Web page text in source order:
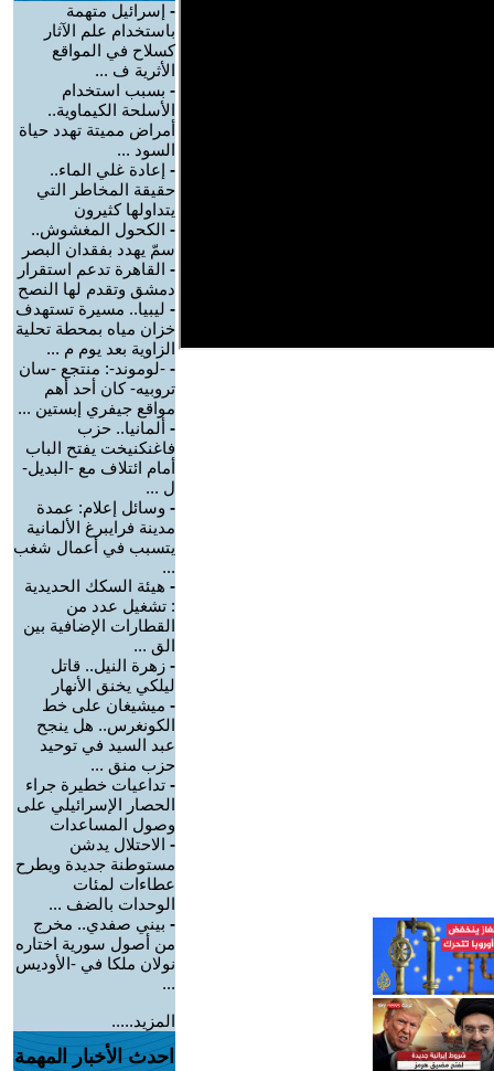
- إسرائيل متهمة
باستخدام علم الآثار
كسلاح في المواقع
الأثرية ف ...
- بسبب استخدام
الأسلحة الكيماوية..
أمراض مميتة تهدد حياة
السود ...
- إعادة غلي الماء..
حقيقة المخاطر التي
يتداولها كثيرون
- الكحول المغشوش..
سمّ يهدد بفقدان البصر
- القاهرة تدعم استقرار
دمشق وتقدم لها النصح
- ليبيا.. مسيرة تستهدف
خزان مياه بمحطة تحلية
الزاوية بعد يوم م ...
- -لوموند-: منتجع -سان
تروبيه- كان أحد أهم
مواقع جيفري إبستين ...
- ألمانيا.. حزب
فاغنكنيخت يفتح الباب
أمام ائتلاف مع -البديل-
ل ...
- وسائل إعلام: عمدة
مدينة فرايبرغ الألمانية
يتسبب في أعمال شغب
...
- هيئة السكك الحديدية
: تشغيل عدد من
القطارات الإضافية بين
الق ...
- زهرة النيل.. قاتل
ليلكي يخنق الأنهار
- ميشيغان على خط
الكونغرس.. هل ينجح
عبد السيد في توحيد
حزب منق ...
- تداعيات خطيرة جراء
الحصار الإسرائيلي على
وصول المساعدات
- الاحتلال يدشن
مستوطنة جديدة ويطرح
عطاءات لمئات
الوحدات بالضف ...
- بيني صفدي.. مخرج
من أصول سورية اختاره
نولان ملكا في -الأوديس
...
المزيد.....
احدث الأخبار المهمة